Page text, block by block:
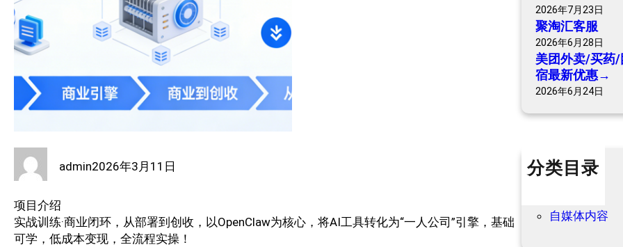
admin2026年3月11日
项目介绍
实战训练·商业闭环，从部署到创收，以OpenClaw为核心，将AI工具转化为“一人公司”引擎，基础
可学，低成本变现，全流程实操！
2026年7月23日
聚淘汇客服
2026年6月28日
美团外卖/买药
宿最新优惠→
2026年6月24日
分类目录
自媒体内容